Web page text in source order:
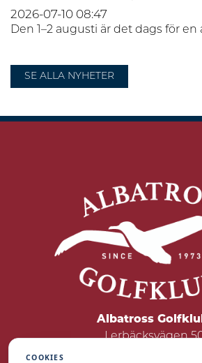
2026-07-10 08:47
Den 1–2 augusti är det dags för en
SE ALLA NYHETER
Albatross
Lerbäcksvägen
COOKIES